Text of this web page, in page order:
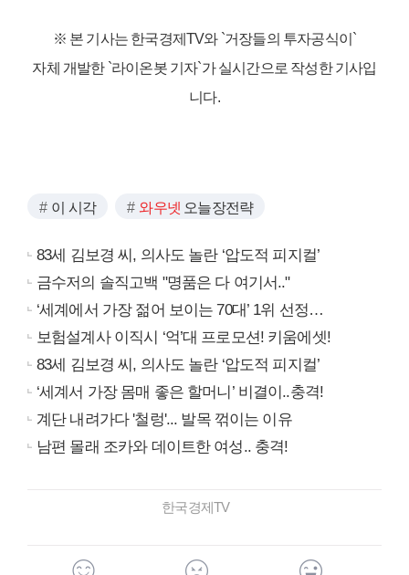
※ 본 기사는 한국경제TV와 `거장들의 투자공식이`
자체 개발한 `라이온봇 기자`가 실시간으로 작성한 기사입
니다.
이 시각 와우넷 오늘장전략
83세 김보경 씨, 의사도 놀란 ‘압도적 피지컬’
금수저의 솔직고백 "명품은 다 여기서.."
‘세계에서 가장 젊어 보이는 70대’ 1위 선정…
보험설계사 이직시 ‘억’대 프로모션! 키움에셋!
83세 김보경 씨, 의사도 놀란 ‘압도적 피지컬’
‘세계서 가장 몸매 좋은 할머니’ 비결이..충격!
계단 내려가다 '철렁'... 발목 꺾이는 이유
남편 몰래 조카와 데이트한 여성.. 충격!
한국경제TV